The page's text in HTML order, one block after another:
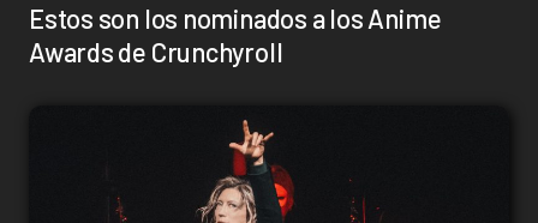
Estos son los nominados a los Anime
Awards de Crunchyroll